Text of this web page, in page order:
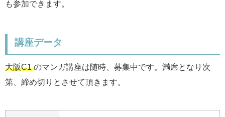
も参加できます。
講座データ
大阪C1のマンガ講座は随時、募集中です。満席となり次
第、締め切りとさせて頂きます。